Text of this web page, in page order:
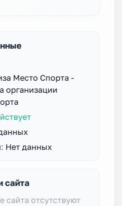
Место Спорта -
организации
Нет данных
сайта
сайта отсутствуют